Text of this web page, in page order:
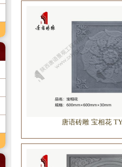
唐语砖雕 宝相花